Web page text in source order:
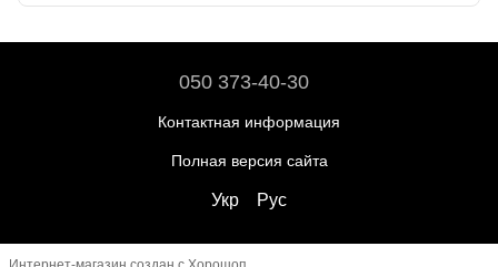
050 373-40-30
Контактная информация
Полная версия сайта
Укр Рус